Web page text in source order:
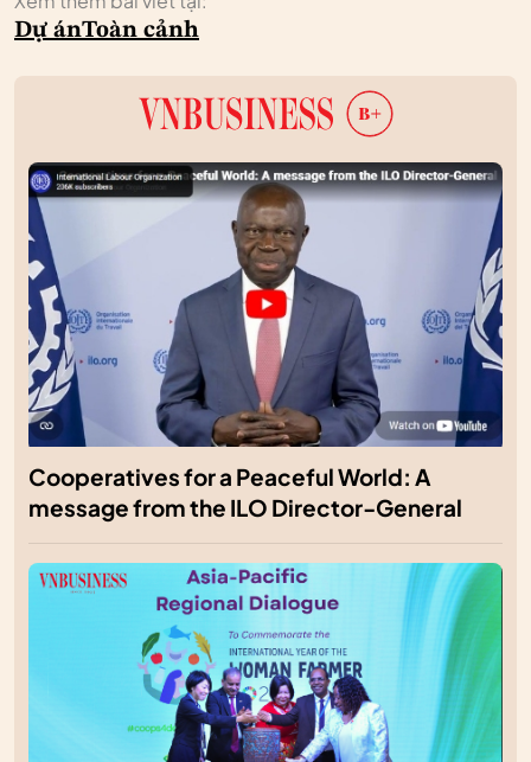
Dự ánToàn cảnh
Cooperatives for a Peaceful World: A
message from the ILO Director-General